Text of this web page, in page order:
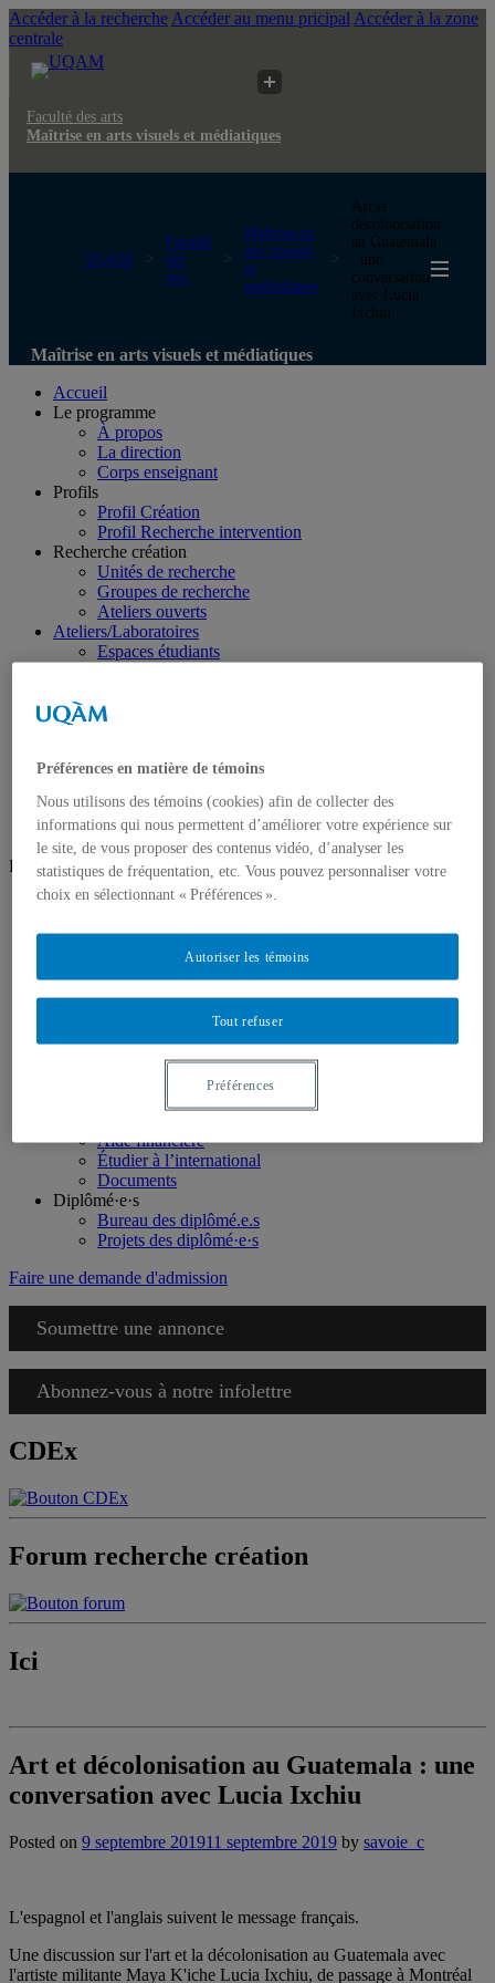
Accéder à la recherche Accéder au menu pricipal Accéder à la zone
centrale
Faculté des arts
Maîtrise en arts visuels et médiatiques
UQAM
Faculté
des
arts
Maîtrise en
arts visuels
et
médiatiques
Art et
décolonisation
au Guatemala
: une
conversation
avec Lucia
Ixchiu
Maîtrise en arts visuels et médiatiques
Accueil
Le programme
À propos
La direction
Corps enseignant
Profils
Profil Création
Profil Recherche intervention
Recherche création
Unités de recherche
Groupes de recherche
Ateliers ouverts
Ateliers/Laboratoires
Espaces étudiants
Audio/vidéo
Prêt et location
Réseaux sociaux
Facebook
Futur·e·s étudiant·e·s
Pourquoi choisir le programme
Étudiant·e·s de l'international
Demande d’admission
Montréal en art
Témoignages
Soutien financier
Aide financière
Étudier à l’international
Documents
Diplômé·e·s
Bureau des diplômé.e.s
Projets des diplômé·e·s
Faire une demande d'admission
Soumettre une annonce
Abonnez-vous à notre infolettre
CDEx
Forum recherche création
Ici
Art et décolonisation au Guatemala : une
conversation avec Lucia Ixchiu
Posted on 9 septembre 201911 septembre 2019 by savoie_c
L'espagnol et l'anglais suivent le message français.
Une discussion sur l'art et la décolonisation au Guatemala avec
l'artiste militante Maya K'iche Lucia Ixchiu, de passage à Montréal
Préférences en matière de témoins
Nous utilisons des témoins (cookies) afin de collecter des
informations qui nous permettent d’améliorer votre expérience sur
le site, de vous proposer des contenus vidéo, d’analyser les
statistiques de fréquentation, etc. Vous pouvez personnaliser votre
choix en sélectionnant « Préférences ».
Tout refuser
Autoriser les témoins
Préférences